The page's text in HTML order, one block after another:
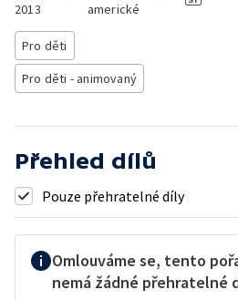
2013
americké
Pro děti
Pro děti - animovaný
Přehled dílů
Pouze přehratelné díly
Omlouváme se, tento
nemá žádné přehratelné